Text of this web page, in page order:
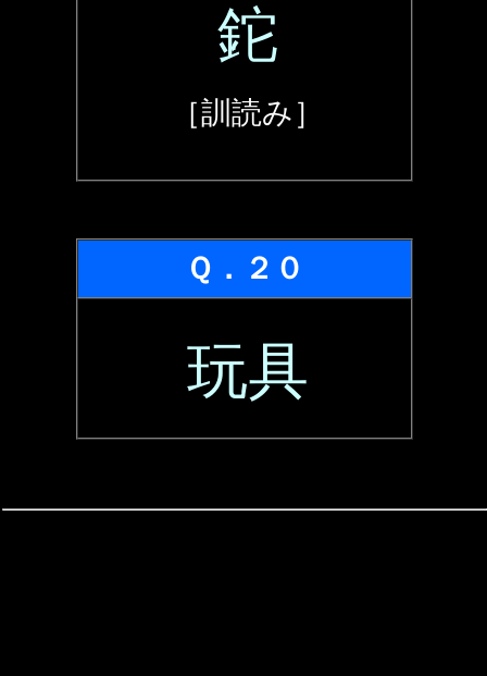
鉈
［訓読み］
Ｑ．２０
玩具